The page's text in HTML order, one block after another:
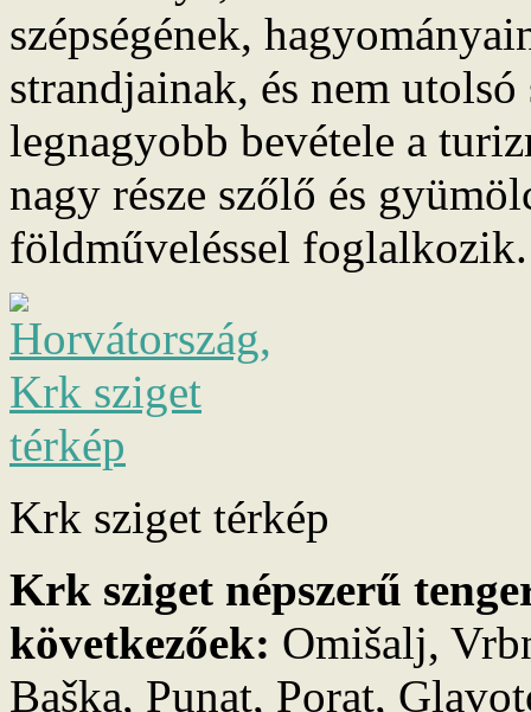
szépségének,
strandjainak, és nem
legnagyobb bevétele a
nagy része szőlő és
földműveléssel foglalkozik.
Krk sziget térkép
Krk sziget népszerű
következőek: Omišalj,
Baška, Punat, Porat,